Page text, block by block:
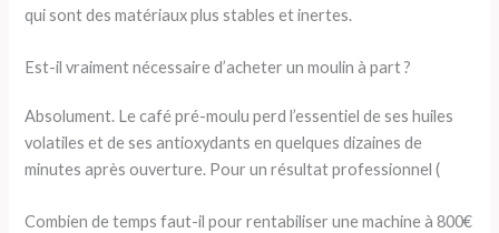
qui sont des matériaux plus stables et inertes.
Est-il vraiment nécessaire d’acheter un moulin à part ?
Absolument. Le café pré-moulu perd l’essentiel de ses huiles
volatiles et de ses antioxydants en quelques dizaines de
minutes après ouverture. Pour un résultat professionnel (
Combien de temps faut-il pour rentabiliser une machine à 800€